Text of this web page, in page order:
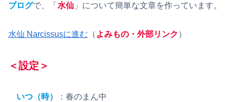
ブログで、「 水仙 」について簡単な文章を作っています。
水仙 Narcissusに進む （ よみもの・外部リンク ）
＜設定＞
いつ（時） ：春のまん中